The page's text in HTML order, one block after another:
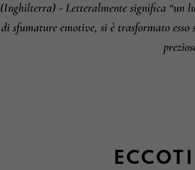
(Inghilterra) - Letteralmente significa “un
di sfumature emotive, si è trasformato